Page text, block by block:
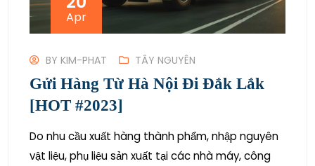
Apr
BYKIM-PHAT TÂY NGUYÊN
Gửi Hàng Từ Hà Nội Đi Đắk Lắk
[HOT #2023]
Do nhu cầu xuất hàng thành phẩm, nhập nguyên
vật liệu, phụ liệu sản xuất tại các nhà máy, công